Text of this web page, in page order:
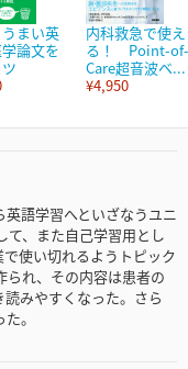
まい英
論文を
内科救急で使え
る！ Point-of-
Care超音波ベ...
¥4,950
語学習へといざなうユニ
て、また自己学習用とし
使い切れるようトピック
られ、その内容は患者の
みやすくなった。さら
。